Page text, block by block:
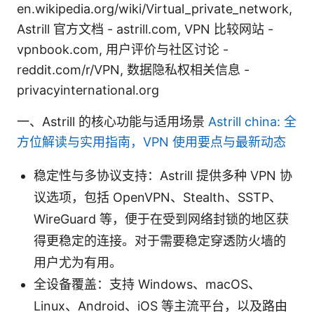
en.wikipedia.org/wiki/Virtual_private_network,
Astrill 官方文档 - astrill.com, VPN 比较网站 -
vpnbook.com, 用户评价与社区讨论 -
reddit.com/r/VPN, 数据隐私权相关信息 -
privacyinternational.org
一、Astrill 的核心功能与适用场景 Astrill china: 全
方位解读与实用指南，VPN 使用要点与最新动态
稳定性与多协议支持：Astrill 提供多种 VPN 协
议选项，包括 OpenVPN、Stealth、SSTP、
WireGuard 等，便于在受到网络封锁的地区获
得更稳定的连接。对于需要稳定穿透防火墙的
用户尤为有用。
全设备覆盖：支持 Windows、macOS、
Linux、Android、iOS 等主流平台，以及路由